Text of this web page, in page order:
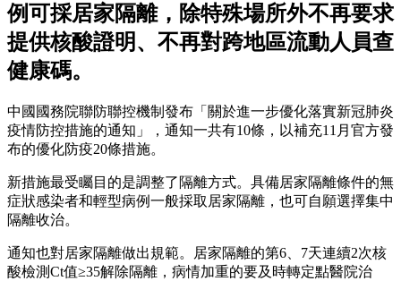
例可採居家隔離，除特殊場所外不再要求
提供核酸證明、不再對跨地區流動人員查
健康碼。
中國國務院聯防聯控機制發布「關於進一步優化落實新冠肺炎
疫情防控措施的通知」，通知一共有10條，以補充11月官方發
布的優化防疫20條措施。
新措施最受矚目的是調整了隔離方式。具備居家隔離條件的無
症狀感染者和輕型病例一般採取居家隔離，也可自願選擇集中
隔離收治。
通知也對居家隔離做出規範。居家隔離的第6、7天連續2次核
酸檢測Ct值≥35解除隔離，病情加重的要及時轉定點醫院治